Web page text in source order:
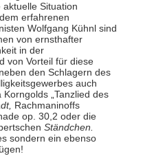
Situation
erfahrenen
Wolfgang Kühnl sind
von ernsthafter
in der
von Vorteil für diese
den Schlagern des
auch
„Tanzlied des
Rachmaninoffs
op. 30,2 oder die
Ständchen.
sondern ein ebenso